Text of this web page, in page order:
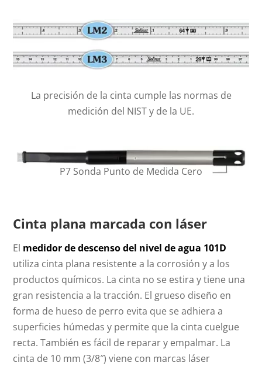
La precisión de la cinta cumple las normas de
medición del NIST y de la UE.
P7 Sonda Punto de Medida Cero
Cinta plana marcada con láser
El medidor de descenso del nivel de agua 101D
utiliza cinta plana resistente a la corrosión y a los
productos químicos. La cinta no se estira y tiene una
gran resistencia a la tracción. El grueso diseño en
forma de hueso de perro evita que se adhiera a
superficies húmedas y permite que la cinta cuelgue
recta. También es fácil de reparar y empalmar. La
cinta de 10 mm (3/8″) viene con marcas láser